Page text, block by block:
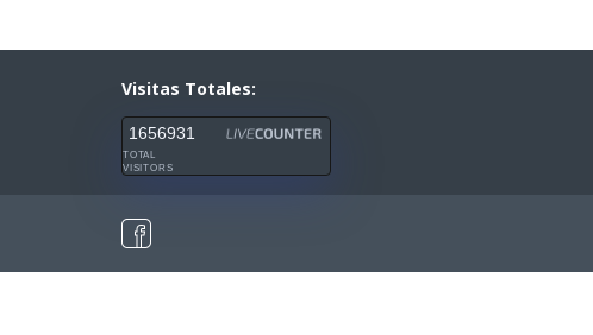
Visitas Totales:
1656931
TOTAL
VISITORS